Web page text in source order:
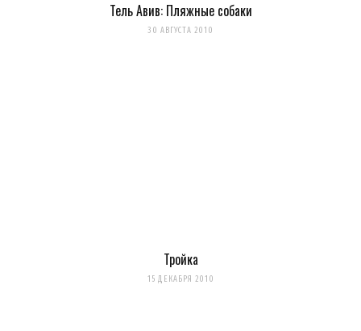
Тель Авив: Пляжные собаки
30 АВГУСТА 2010
Тройка
15 ДЕКАБРЯ 2010